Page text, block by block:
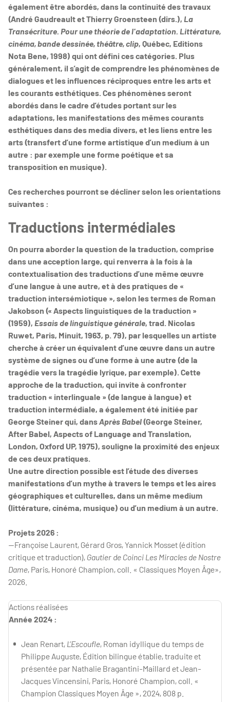
également être abordés, dans la continuité des travaux
(André Gaudreault et Thierry Groensteen (dirs.), La
Transécriture. Pour une théorie de l'adaptation. Littérature,
cinéma, bande dessinée, théâtre, clip, Québec, Editions
Nota Bene, 1998) qui ont défini ces catégories. Plus
généralement, il s’agit de comprendre les phénomènes de
dialogues et les influences réciproques entre les arts et
les courants esthétiques. Ces phénomènes seront
abordés dans le cadre d’études portant sur les
adaptations, les manifestations des mêmes courants
esthétiques dans des media divers, et les liens entre les
arts (transfert d’une forme artistique d’un medium à un
autre : par exemple une forme poétique et sa
transposition en musique).
Ces recherches pourront se décliner selon les orientations
suivantes :
Traductions intermédiales
On pourra aborder la question de la traduction, comprise
dans une acception large, qui renverra à la fois à la
contextualisation des traductions d’une même œuvre
d’une langue à une autre, et à des pratiques de «
traduction intersémiotique », selon les termes de Roman
Jakobson (« Aspects linguistiques de la traduction »
(1959), Essais de linguistique générale, trad. Nicolas
Ruwet, Paris, Minuit, 1963, p. 79), par lesquelles un artiste
cherche à créer un équivalent d’une œuvre dans un autre
système de signes ou d’une forme à une autre (de la
tragédie vers la tragédie lyrique, par exemple). Cette
approche de la traduction, qui invite à confronter
traduction « interlinguale » (de langue à langue) et
traduction intermédiale, a également été initiée par
George Steiner qui, dansAprès Babel(George Steiner,
After Babel, Aspects of Language and Translation,
London, Oxford UP, 1975), souligne la proximité des enjeux
de ces deux pratiques.
Une autre direction possible est l’étude des diverses
manifestations d’un mythe à travers le temps et les aires
géographiques et culturelles, dans un même medium
(littérature, cinéma, musique) ou d’un medium à un autre.
Projets 2026 :
—Françoise Laurent, Gérard Gros, Yannick Mosset (édition
critique et traduction), Gautier de Coinci Les Miracles de Nostre
Dame, Paris, Honoré Champion, coll. « Classiques Moyen Âge»,
2026.
Actions réalisées
Année 2024 :
Jean Renart, L’Escoufle, Roman idyllique du temps de
Philippe Auguste, Édition bilingue établie, traduite et
présentée par Nathalie Bragantini-Maillard et Jean-
Jacques Vincensini, Paris, Honoré Champion, coll. «
Champion Classiques Moyen Âge », 2024, 808 p.